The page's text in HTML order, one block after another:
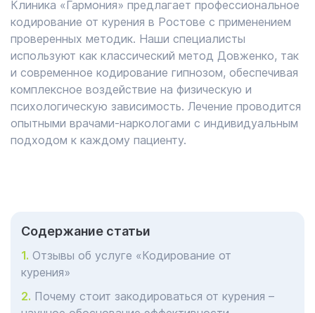
Клиника «Гармония» предлагает профессиональное
кодирование от курения в Ростове с применением
проверенных методик. Наши специалисты
используют как классический метод Довженко, так
и современное кодирование гипнозом, обеспечивая
комплексное воздействие на физическую и
психологическую зависимость. Лечение проводится
опытными врачами-наркологами с индивидуальным
подходом к каждому пациенту.
Cодержание статьи
Отзывы об услуге «Кодирование от
курения»
Почему стоит закодироваться от курения –